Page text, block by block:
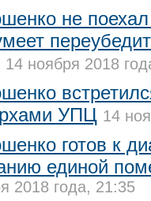
не
14 ноября 2018
УПЦ 14
готов к
единой
2018 года, 21:35